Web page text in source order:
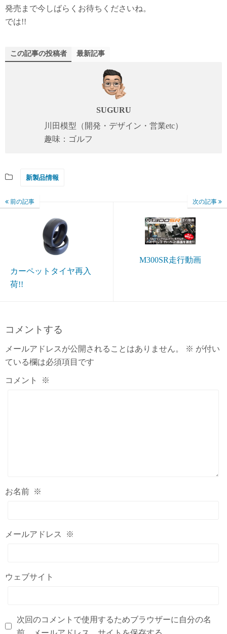
発売まで今しばらくお待ちくださいね。
では!!
この記事の投稿者 最新記事
SUGURU
川田模型（開発・デザイン・営業etc）
趣味：ゴルフ
新製品情報
前の記事
カーペットタイヤ再入
荷!!
次の記事
M300SR走行動画
コメントする
メールアドレスが公開されることはありません。 ※ が付い
ている欄は必須項目です
コメント ※
お名前 ※
メールアドレス ※
ウェブサイト
次回のコメントで使用するためブラウザーに自分の名